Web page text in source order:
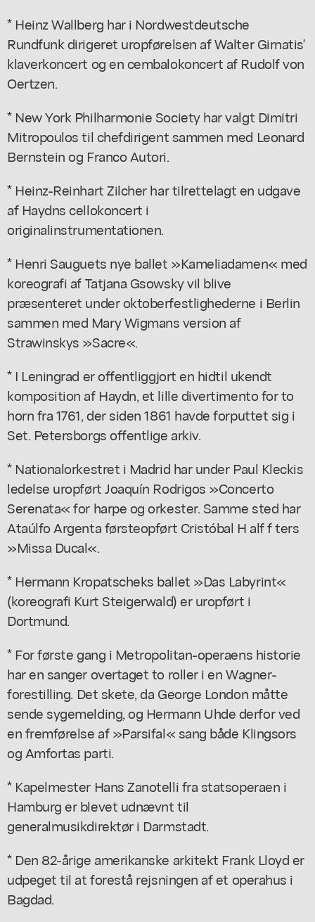
* Heinz Wallberg har i Nordwestdeutsche
Rundfunk dirigeret uropførelsen af Walter Girnatis'
klaverkoncert og en cembalokoncert af Rudolf von
Oertzen.
* New York Philharmonie Society har valgt Dimitri
Mitropoulos til chefdirigent sammen med Leonard
Bernstein og Franco Autori.
* Heinz-Reinhart Zilcher har tilrettelagt en udgave
af Haydns cellokoncert i
originalinstrumentationen.
* Henri Sauguets nye ballet »Kameliadamen« med
koreografi af Tatjana Gsowsky vil blive
præsenteret under oktoberfestlighederne i Berlin
sammen med Mary Wigmans version af
Strawinskys »Sacre«.
* I Leningrad er offentliggjort en hidtil ukendt
komposition af Haydn, et lille divertimento for to
horn fra 1761, der siden 1861 havde forputtet sig i
Set. Petersborgs offentlige arkiv.
* Nationalorkestret i Madrid har under Paul Kleckis
ledelse uropført Joaquín Rodrigos »Concerto
Serenata« for harpe og orkester. Samme sted har
Ataúlfo Argenta førsteopført Cristóbal H alf f ters
»Missa Ducal«.
* Hermann Kropatscheks ballet »Das Labyrint«
(koreografi Kurt Steigerwald) er uropført i
Dortmund.
* For første gang i Metropolitan-operaens historie
har en sanger overtaget to roller i en Wagner-
forestilling. Det skete, da George London måtte
sende sygemelding, og Hermann Uhde derfor ved
en fremførelse af »Parsifal« sang både Klingsors
og Amfortas parti.
* Kapelmester Hans Zanotelli fra statsoperaen i
Hamburg er blevet udnævnt til
generalmusikdirektør i Darmstadt.
* Den 82-årige amerikanske arkitekt Frank Lloyd er
udpeget til at forestå rejsningen af et operahus i
Bagdad.